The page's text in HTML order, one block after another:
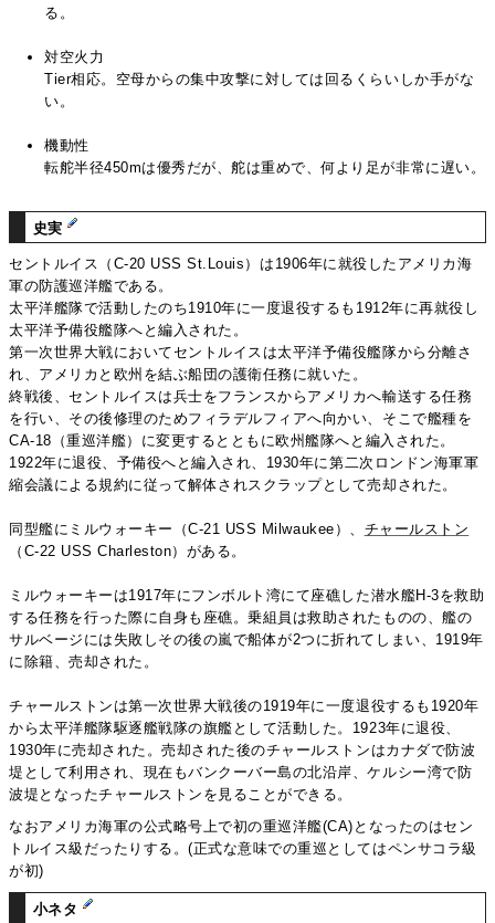
る。
対空火力
Tier相応。空母からの集中攻撃に対しては回るくらいしか手がな
い。
機動性
転舵半径450mは優秀だが、舵は重めで、何より足が非常に遅い。
史実
セントルイス（C-20 USS St.Louis）は1906年に就役したアメリカ海
軍の防護巡洋艦である。
太平洋艦隊で活動したのち1910年に一度退役するも1912年に再就役し
太平洋予備役艦隊へと編入された。
第一次世界大戦においてセントルイスは太平洋予備役艦隊から分離さ
れ、アメリカと欧州を結ぶ船団の護衛任務に就いた。
終戦後、セントルイスは兵士をフランスからアメリカへ輸送する任務
を行い、その後修理のためフィラデルフィアへ向かい、そこで艦種を
CA-18（重巡洋艦）に変更するとともに欧州艦隊へと編入された。
1922年に退役、予備役へと編入され、1930年に第二次ロンドン海軍軍
縮会議による規約に従って解体されスクラップとして売却された。
同型艦にミルウォーキー（C-21 USS Milwaukee）、 チャールストン
（C-22 USS Charleston）がある。
ミルウォーキーは1917年にフンボルト湾にて座礁した潜水艦H-3を救助
する任務を行った際に自身も座礁。乗組員は救助されたものの、艦の
サルベージには失敗しその後の嵐で船体が2つに折れてしまい、1919年
に除籍、売却された。
チャールストンは第一次世界大戦後の1919年に一度退役するも1920年
から太平洋艦隊駆逐艦戦隊の旗艦として活動した。1923年に退役、
1930年に売却された。売却された後のチャールストンはカナダで防波
堤として利用され、現在もバンクーバー島の北沿岸、ケルシー湾で防
波堤となったチャールストンを見ることができる。
なおアメリカ海軍の公式略号上で初の重巡洋艦(CA)となったのはセン
トルイス級だったりする。(正式な意味での重巡としてはペンサコラ級
が初)
小ネタ